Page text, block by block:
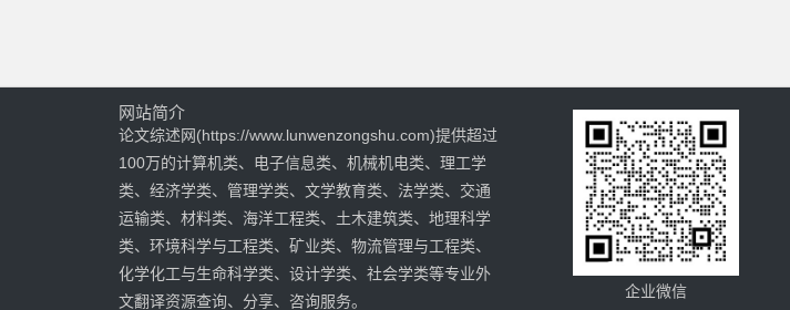
网站简介
论文综述网(https://www.lunwenzongshu.com)提供超过
100万的计算机类、电子信息类、机械机电类、理工学
类、经济学类、管理学类、文学教育类、法学类、交通
运输类、材料类、海洋工程类、土木建筑类、地理科学
类、环境科学与工程类、矿业类、物流管理与工程类、
化学化工与生命科学类、设计学类、社会学类等专业外
文翻译资源查询、分享、咨询服务。
企业微信